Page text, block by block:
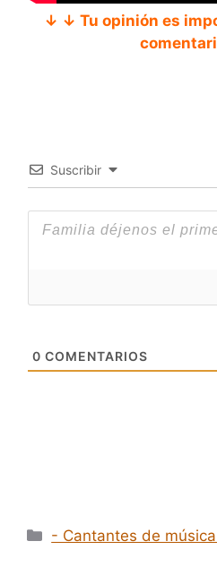
↓ ↓ Tu opinión es
Suscribir
0 COMENTARIOS
Categorías
- Cantantes de